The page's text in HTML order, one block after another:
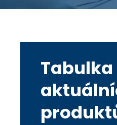
Tabulka